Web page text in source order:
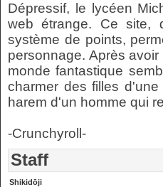
Dépressif, le lycéen
web étrange. Ce site,
système de points,
personnage. Après
monde fantastique
charmer des filles
harem d'un homme qui
-Crunchyroll-
Staff
Shikidōji